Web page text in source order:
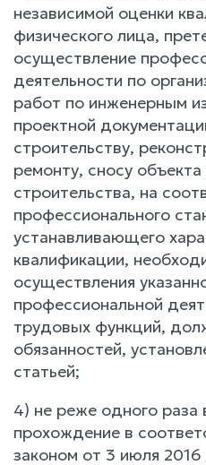
независимой оценки
физического лица,
осуществление
деятельности по
работ по инженерным
проектной
строительству,
ремонту, сносу объекта
строительства, на
профессионального
устанавливающего
квалификации,
осуществления
профессиональной
трудовых функций,
обязанностей,
статьей;
4) не реже одного раза
прохождение в
законом от 3 июля